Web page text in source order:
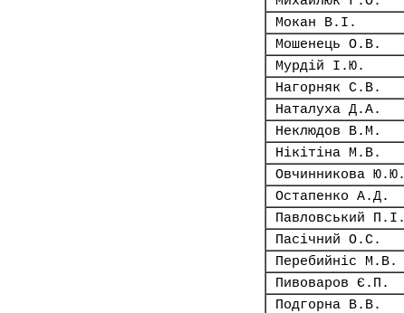
Мокан В.І.
Мошенець О.В.
Мурдій І.Ю.
Нагорняк С.В.
Наталуха Д.А.
Неклюдов В.М.
Нікітіна М.В.
Овчинникова Ю.Ю.
Остапенко А.Д.
Павловський П.І.
Пасічний О.С.
Перебийніс М.В.
Пивоваров Є.П.
Подгорна В.В.